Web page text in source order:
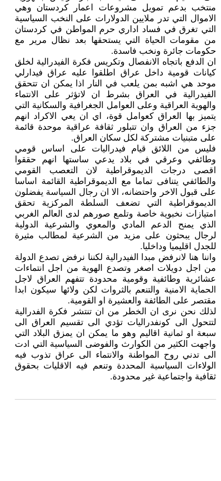
منتخب بدعم تمويل مشروعات اعمار كردستان وهي
الاموال التي تدر ملايين الدولارات على النخب السياسية
التي تغرق في فساد اداري حرم المواطن في كردستان
من مقومات الحياة التي يستحقها بعد نظال مرير مع
حكومات جائرة ونخب فاسدة.
ان الدفع باتجاه الانفصال وتكريس فكرة الفيدرالية لخلق
كيانات قومية داخل عراق اطلقوا عليه عراق فيدارلي
موحد هي اشبه بمن يلعب في النار اذا يمكن ان تتحقق
الفيدرالية في العراق بشرط ان لاتؤثر على الانتماء
والهوية العراقية وعلى العوامل الجغرافية والسكانية التي
يتميز بها العراق كعوامل قوة، اي ان يعي الاكراد انهم
جزء من العراق وان تتبلور ثقافة عراقية موحدة قائمة
على متبنيات مشتركة لكل سكان العراق.
فليس من اللائق قيام فيدراليات على اساس قومي
وطائفي وعرقي في بلاد يدعي ساستها انهم حققوا
اقصى درجات الديموقراطية لان التعصب القومي
والطائفي يتنافى تماما مع الديموقراطية القائمة اساسا
على قبول الاخر واحتضانه، الا ان رجال السياسة يفضلون
الديموقراطية التي تضعف السلطة المركزية تحقق
امتيازات نخبوية خاصة وتلمع صورهم لدى العالم الغربي
الذي يمنح الدعم المادي والمعوي والشرعية الدولية
لرجال يبحثون على مزيد من الشرعية لمطالب مثيرة
للجدل اقليميا وداخليا.
واننا هنا لانرفض مبدا الفيدرالية لكننا نرفض تصدع الدولة
من اجل دويلات اصغر وتصدع الهوية من اجل انتماءات
عشائرية وطائفية وقومية محدودة تتفهم العراق لاجل
الحماية الامنية والتنعم بالثروات لكن ولائها سيكون ابدا
مقتصر على الطائفة والعشيرة او القومية.
لذلك نحن نرى ان الخطر من ان تنتشر فكرة الفدرالية
لتتحول الى كونفدراليات تؤدي الى تقسيم العراق الى
سبعة او ثمانية اقاليم وهو ما يمكن ان يمزق البلاد التي
واجهت الكثير من الكوارث والفوضى السياسية التي ادت
الى تدني روح المواطنة والانتماء الى عراق تذوب فيه
الولاءات السياسية المحددة وتنعم فيه الاقليات بحقوق
ثقافية واجتماعية غير محدودة.